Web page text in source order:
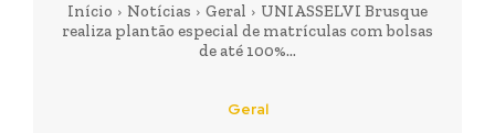
Início Notícias Geral
UNIASSELVI Brusque
realiza plantão especial de matrículas com bolsas
de até 100%...
Geral